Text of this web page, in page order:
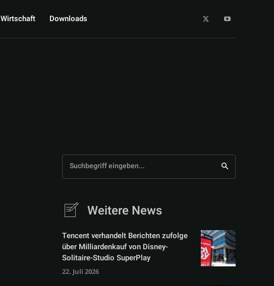
Wirtschaft Downloads
Suchbegriff eingeben...
Weitere News
Tencent verhandelt Berichten zufolge
über Milliardenkauf von Disney-
Solitaire-Studio SuperPlay
22. Juli 2026